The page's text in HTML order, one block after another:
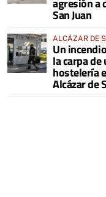
agresión a
San Juan
ALCÁZAR DE
Un
la carpa
hostelería
Alcázar de